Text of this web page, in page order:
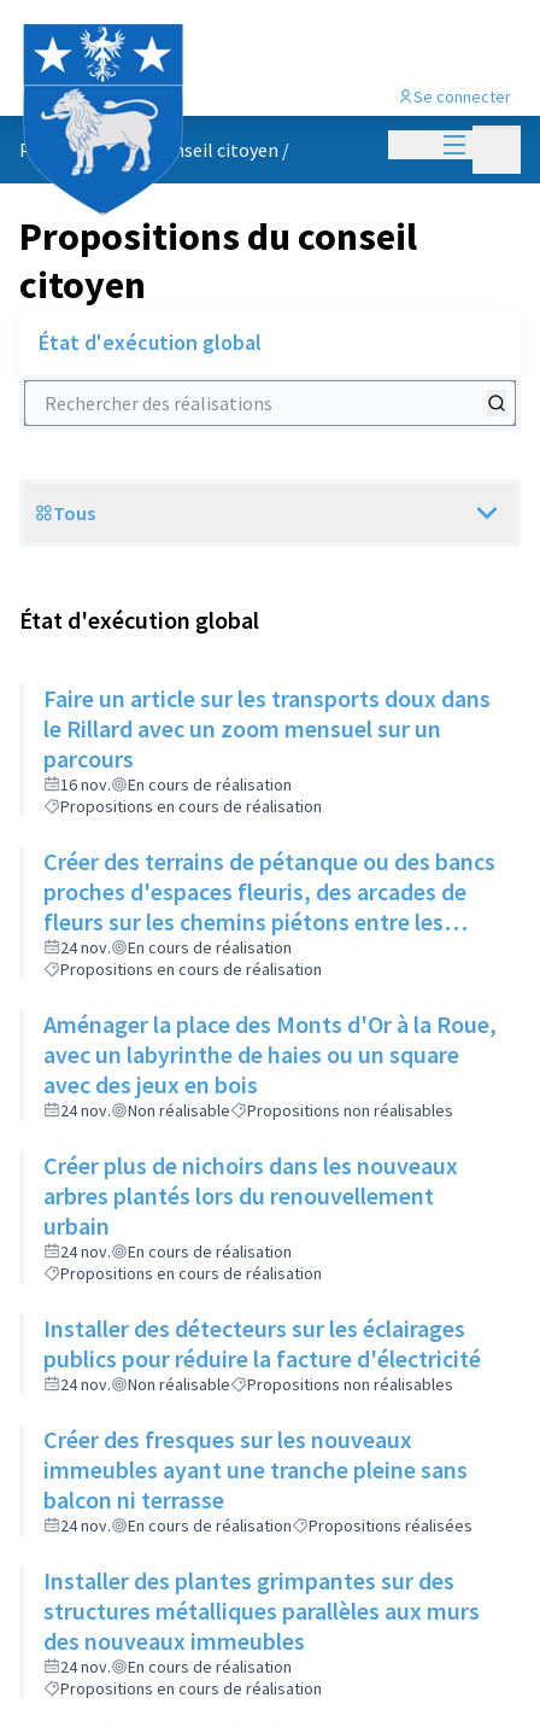
Menu
Se connecter
Propositions du conseil citoyen /
Propositions du conseil
citoyen
État d'exécution global
Rechercher des réalisations
Scope
Tous
État d'exécution global
Faire un article sur les transports doux dans
le Rillard avec un zoom mensuel sur un
parcours
16 nov.
En cours de réalisation
Propositions en cours de réalisation
Créer des terrains de pétanque ou des bancs
proches d'espaces fleuris, des arcades de
fleurs sur les chemins piétons entre les
immeubles
24 nov.
En cours de réalisation
Propositions en cours de réalisation
Aménager la place des Monts d'Or à la Roue,
avec un labyrinthe de haies ou un square
avec des jeux en bois
24 nov. Non réalisable Propositions non réalisables
Créer plus de nichoirs dans les nouveaux
arbres plantés lors du renouvellement
urbain
24 nov.
En cours de réalisation
Propositions en cours de réalisation
Installer des détecteurs sur les éclairages
publics pour réduire la facture d'électricité
24 nov. Non réalisable Propositions non réalisables
Créer des fresques sur les nouveaux
immeubles ayant une tranche pleine sans
balcon ni terrasse
24 nov. En cours de réalisation Propositions réalisées
Installer des plantes grimpantes sur des
structures métalliques parallèles aux murs
des nouveaux immeubles
24 nov.
En cours de réalisation
Propositions en cours de réalisation